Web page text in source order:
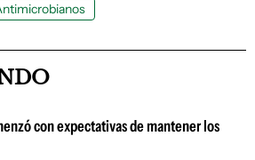
con expectativas de mantener los